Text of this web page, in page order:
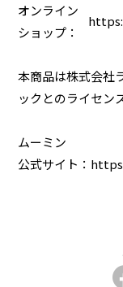
オンライン
ショップ：
本商品は株式会社
ックとのライセン
ムーミン
公式サイト：